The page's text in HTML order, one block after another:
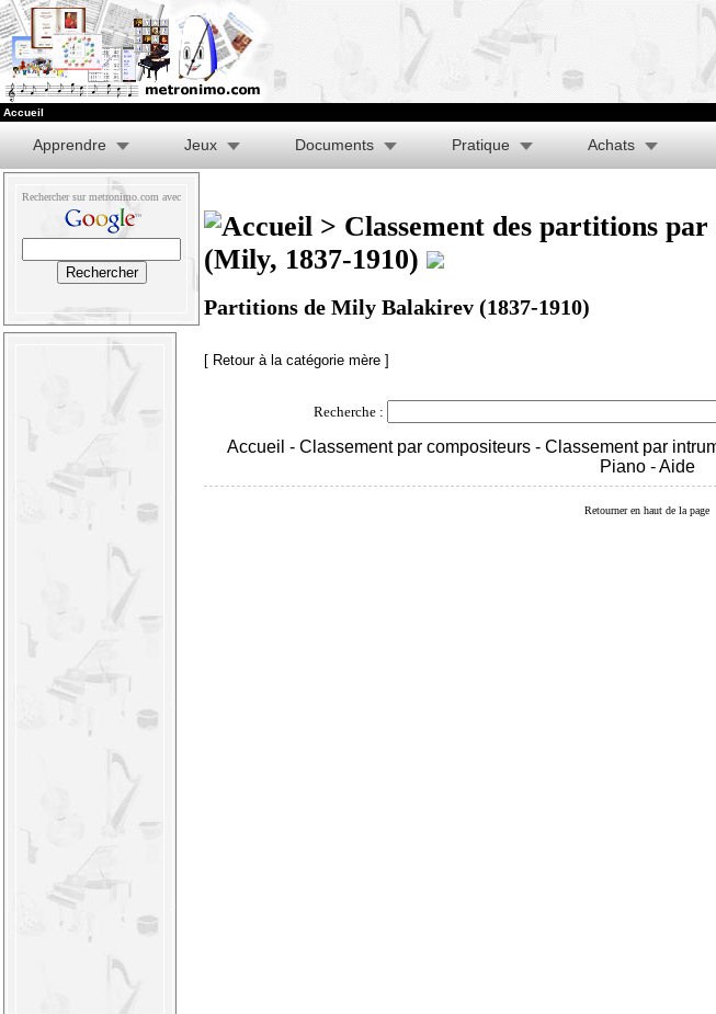
Accueil
Apprendre Jeux Documents Pratique Achats
Rechercher sur metronimo.com avec
> Classement des partitions
(Mily, 1837-1910)
Partitions de Mily Balakirev (1837-1910)
[ Retour à la catégorie mère ]
Recherche :
Accueil - Classement par compositeurs - Classement par
Piano-Aide
Retourner en haut de la page